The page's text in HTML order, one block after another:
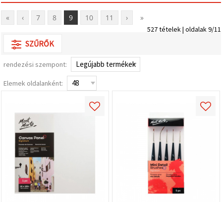
kattintva.
Fogadja
mindet
Beállítások
« ‹ 7 8 9 10 11 › »
527 tételek | oldalak 9/11
SZŰRŐK
rendezési szempont:
Elemek oldalanként: